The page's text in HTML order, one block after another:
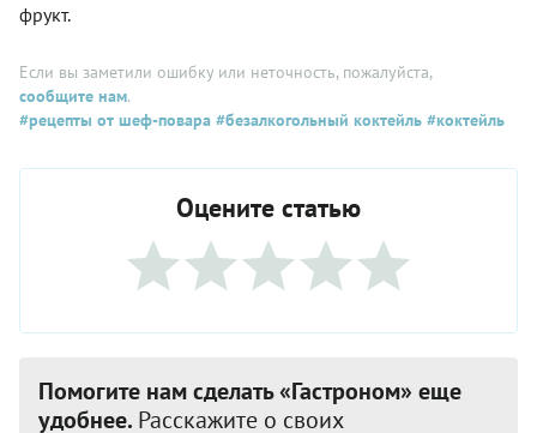
фрукт.
Если вы заметили ошибку или неточность, пожалуйста,
сообщите нам.
#рецепты от шеф-повара #безалкогольный коктейль #коктейль
Оцените статью
Помогите нам сделать «Гастроном» еще
удобнее. Расскажите о своих